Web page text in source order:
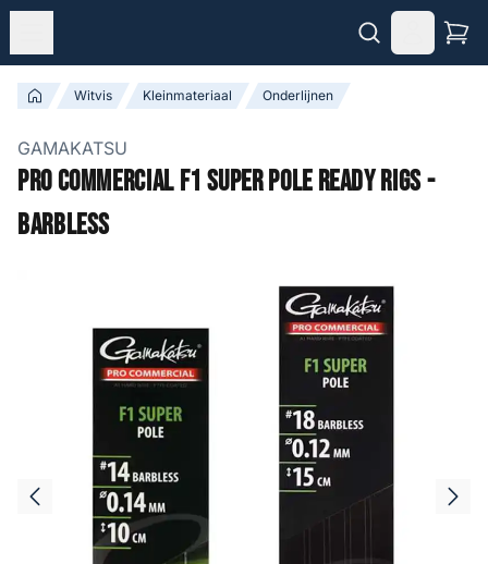
Witvis Kleinmateriaal Onderlijnen
GAMAKATSU
Pro Commercial F1 Super Pole Ready Rigs -
Barbless